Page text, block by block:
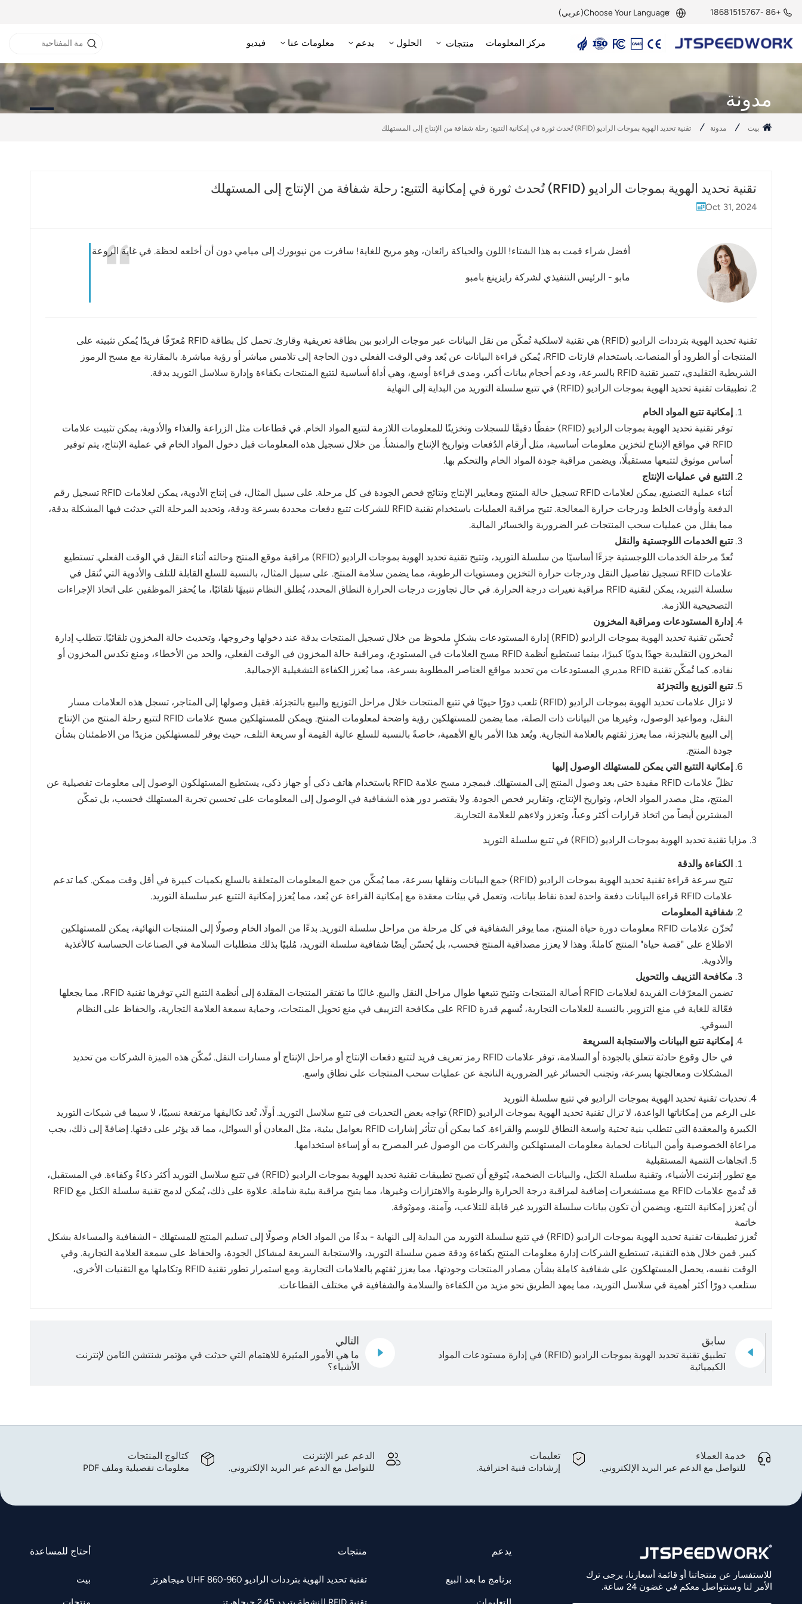
+86 -18681515767 Choose Your Language(عربي)
English
Deutsch
Español
Türk
Ελληνικά
Melayu
Polski
แบบไทย
Tiếng Việt
Indonesia
norsk
magyar
مركز المعلومات منتجات الحلول يدعم معلومات عنا فيديو
مدونة
بيت مدونة تقنية تحديد الهوية بموجات الراديو (RFID) تُحدث ثورة في إمكانية التتبع: رحلة شفافة من الإنتاج إلى المستهلك
تقنية تحديد الهوية بموجات الراديو (RFID) تُحدث ثورة في إمكانية التتبع: رحلة شفافة من الإنتاج إلى المستهلك
Oct 31, 2024
أفضل شراء قمت به هذا الشتاء! اللون والحياكة رائعان، وهو مريح للغاية! سافرت من نيويورك إلى ميامي دون أن أخلعه لحظة. في غاية الروعة!
مابو - الرئيس التنفيذي لشركة رايزينغ بامبو
تقنية تحديد الهوية بترددات الراديو (RFID) هي تقنية لاسلكية تُمكّن من نقل البيانات عبر موجات الراديو بين بطاقة تعريفية وقارئ. تحمل كل بطاقة RFID مُعرّفًا فريدًا يُمكن تثبيته على
المنتجات أو الطرود أو المنصات. باستخدام قارئات RFID، يُمكن قراءة البيانات عن بُعد وفي الوقت الفعلي دون الحاجة إلى تلامس مباشر أو رؤية مباشرة. بالمقارنة مع مسح الرموز
الشريطية التقليدي، تتميز تقنية RFID بالسرعة، ودعم أحجام بيانات أكبر، ومدى قراءة أوسع، وهي أداة أساسية لتتبع المنتجات بكفاءة وإدارة سلاسل التوريد بدقة.
2. تطبيقات تقنية تحديد الهوية بموجات الراديو (RFID) في تتبع سلسلة التوريد من البداية إلى النهاية
إمكانية تتبع المواد الخام
توفر تقنية تحديد الهوية بموجات الراديو (RFID) حفظًا دقيقًا للسجلات وتخزينًا للمعلومات اللازمة لتتبع المواد الخام. في قطاعات مثل الزراعة والغذاء والأدوية، يمكن تثبيت علامات
RFID في مواقع الإنتاج لتخزين معلومات أساسية، مثل أرقام الدُفعات وتواريخ الإنتاج والمنشأ. من خلال تسجيل هذه المعلومات قبل دخول المواد الخام في عملية الإنتاج، يتم توفير
أساس موثوق لتتبعها مستقبلًا، ويضمن مراقبة جودة المواد الخام والتحكم بها.
التتبع في عمليات الإنتاج
أثناء عملية التصنيع، يمكن لعلامات RFID تسجيل حالة المنتج ومعايير الإنتاج ونتائج فحص الجودة في كل مرحلة. على سبيل المثال، في إنتاج الأدوية، يمكن لعلامات RFID تسجيل رقم
الدفعة وأوقات الخلط ودرجات حرارة المعالجة. تتيح مراقبة العمليات باستخدام تقنية RFID للشركات تتبع دفعات محددة بسرعة ودقة، وتحديد المرحلة التي حدثت فيها المشكلة بدقة،
مما يقلل من عمليات سحب المنتجات غير الضرورية والخسائر المالية.
تتبع الخدمات اللوجستية والنقل
تُعدّ مرحلة الخدمات اللوجستية جزءًا أساسيًا من سلسلة التوريد، وتتيح تقنية تحديد الهوية بموجات الراديو (RFID) مراقبة موقع المنتج وحالته أثناء النقل في الوقت الفعلي. تستطيع
علامات RFID تسجيل تفاصيل النقل ودرجات حرارة التخزين ومستويات الرطوبة، مما يضمن سلامة المنتج. على سبيل المثال، بالنسبة للسلع القابلة للتلف والأدوية التي تُنقل في
سلسلة التبريد، يمكن لتقنية RFID مراقبة تغيرات درجة الحرارة. في حال تجاوزت درجات الحرارة النطاق المحدد، يُطلق النظام تنبيهًا تلقائيًا، ما يُحفز الموظفين على اتخاذ الإجراءات
التصحيحية اللازمة.
إدارة المستودعات ومراقبة المخزون
تُحسّن تقنية تحديد الهوية بموجات الراديو (RFID) إدارة المستودعات بشكلٍ ملحوظ من خلال تسجيل المنتجات بدقة عند دخولها وخروجها، وتحديث حالة المخزون تلقائيًا. تتطلب إدارة
المخزون التقليدية جهدًا يدويًا كبيرًا، بينما تستطيع أنظمة RFID مسح العلامات في المستودع، ومراقبة حالة المخزون في الوقت الفعلي، والحد من الأخطاء، ومنع تكدس المخزون أو
نفاده. كما تُمكّن تقنية RFID مديري المستودعات من تحديد مواقع العناصر المطلوبة بسرعة، مما يُعزز الكفاءة التشغيلية الإجمالية.
تتبع التوزيع والتجزئة
لا تزال علامات تحديد الهوية بموجات الراديو (RFID) تلعب دورًا حيويًا في تتبع المنتجات خلال مراحل التوزيع والبيع بالتجزئة. فقبل وصولها إلى المتاجر، تسجل هذه العلامات مسار
النقل، ومواعيد الوصول، وغيرها من البيانات ذات الصلة، مما يضمن للمستهلكين رؤية واضحة لمعلومات المنتج. ويمكن للمستهلكين مسح علامات RFID لتتبع رحلة المنتج من الإنتاج
إلى البيع بالتجزئة، مما يعزز ثقتهم بالعلامة التجارية. ويُعد هذا الأمر بالغ الأهمية، خاصةً بالنسبة للسلع عالية القيمة أو سريعة التلف، حيث يوفر للمستهلكين مزيدًا من الاطمئنان بشأن
جودة المنتج.
إمكانية التتبع التي يمكن للمستهلك الوصول إليها
تظلّ علامات RFID مفيدة حتى بعد وصول المنتج إلى المستهلك. فبمجرد مسح علامة RFID باستخدام هاتف ذكي أو جهاز ذكي، يستطيع المستهلكون الوصول إلى معلومات تفصيلية عن
المنتج، مثل مصدر المواد الخام، وتواريخ الإنتاج، وتقارير فحص الجودة. ولا يقتصر دور هذه الشفافية في الوصول إلى المعلومات على تحسين تجربة المستهلك فحسب، بل تمكّن
المشترين أيضاً من اتخاذ قرارات أكثر وعياً، وتعزز ولاءهم للعلامة التجارية.
3. مزايا تقنية تحديد الهوية بموجات الراديو (RFID) في تتبع سلسلة التوريد
الكفاءة والدقة
تتيح سرعة قراءة تقنية تحديد الهوية بموجات الراديو (RFID) جمع البيانات ونقلها بسرعة، مما يُمكّن من جمع المعلومات المتعلقة بالسلع بكميات كبيرة في أقل وقت ممكن. كما تدعم
علامات RFID قراءة البيانات دفعة واحدة لعدة نقاط بيانات، وتعمل في بيئات معقدة مع إمكانية القراءة عن بُعد، مما يُعزز إمكانية التتبع عبر سلسلة التوريد.
شفافية المعلومات
تُخزّن علامات RFID معلومات دورة حياة المنتج، مما يوفر الشفافية في كل مرحلة من مراحل سلسلة التوريد. بدءًا من المواد الخام وصولًا إلى المنتجات النهائية، يمكن للمستهلكين
الاطلاع على "قصة حياة" المنتج كاملةً. وهذا لا يعزز مصداقية المنتج فحسب، بل يُحسّن أيضًا شفافية سلسلة التوريد، مُلبيًا بذلك متطلبات السلامة في الصناعات الحساسة كالأغذية
والأدوية.
مكافحة التزييف والتحويل
تضمن المعرّفات الفريدة لعلامات RFID أصالة المنتجات وتتيح تتبعها طوال مراحل النقل والبيع. غالبًا ما تفتقر المنتجات المقلدة إلى أنظمة التتبع التي توفرها تقنية RFID، مما يجعلها
فعّالة للغاية في منع التزوير. بالنسبة للعلامات التجارية، تُسهم قدرة RFID على مكافحة التزييف في منع تحويل المنتجات، وحماية سمعة العلامة التجارية، والحفاظ على النظام
السوقي.
إمكانية تتبع البيانات والاستجابة السريعة
في حال وقوع حادثة تتعلق بالجودة أو السلامة، توفر علامات RFID رمز تعريف فريد لتتبع دفعات الإنتاج أو مراحل الإنتاج أو مسارات النقل. تُمكّن هذه الميزة الشركات من تحديد
المشكلات ومعالجتها بسرعة، وتجنب الخسائر غير الضرورية الناتجة عن عمليات سحب المنتجات على نطاق واسع.
4. تحديات تقنية تحديد الهوية بموجات الراديو في تتبع سلسلة التوريد
على الرغم من إمكاناتها الواعدة، لا تزال تقنية تحديد الهوية بموجات الراديو (RFID) تواجه بعض التحديات في تتبع سلاسل التوريد. أولًا، تُعد تكاليفها مرتفعة نسبيًا، لا سيما في شبكات التوريد
الكبيرة والمعقدة التي تتطلب بنية تحتية واسعة النطاق للوسم والقراءة. كما يمكن أن تتأثر إشارات RFID بعوامل بيئية، مثل المعادن أو السوائل، مما قد يؤثر على دقتها. إضافةً إلى ذلك، يجب
مراعاة الخصوصية وأمن البيانات لحماية معلومات المستهلكين والشركات من الوصول غير المصرح به أو إساءة استخدامها.
5. اتجاهات التنمية المستقبلية
مع تطور إنترنت الأشياء، وتقنية سلسلة الكتل، والبيانات الضخمة، يُتوقع أن تصبح تطبيقات تقنية تحديد الهوية بموجات الراديو (RFID) في تتبع سلاسل التوريد أكثر ذكاءً وكفاءة. في المستقبل،
قد تُدمج علامات RFID مع مستشعرات إضافية لمراقبة درجة الحرارة والرطوبة والاهتزازات وغيرها، مما يتيح مراقبة بيئية شاملة. علاوة على ذلك، يُمكن لدمج تقنية سلسلة الكتل مع RFID
أن يُعزز إمكانية التتبع، ويضمن أن تكون بيانات سلسلة التوريد غير قابلة للتلاعب، وآمنة، وموثوقة.
خاتمة
تُعزز تطبيقات تقنية تحديد الهوية بموجات الراديو (RFID) في تتبع سلسلة التوريد من البداية إلى النهاية - بدءًا من المواد الخام وصولًا إلى تسليم المنتج للمستهلك - الشفافية والمساءلة بشكل
كبير. فمن خلال هذه التقنية، تستطيع الشركات إدارة معلومات المنتج بكفاءة ودقة ضمن سلسلة التوريد، والاستجابة السريعة لمشاكل الجودة، والحفاظ على سمعة العلامة التجارية. وفي
الوقت نفسه، يحصل المستهلكون على شفافية كاملة بشأن مصادر المنتجات وجودتها، مما يعزز ثقتهم بالعلامات التجارية. ومع استمرار تطور تقنية RFID وتكاملها مع التقنيات الأخرى،
ستلعب دورًا أكثر أهمية في سلاسل التوريد، مما يمهد الطريق نحو مزيد من الكفاءة والسلامة والشفافية في مختلف القطاعات.
سابق
تطبيق تقنية تحديد الهوية بموجات الراديو (RFID) في إدارة مستودعات المواد
الكيميائية
التالي
ما هي الأمور المثيرة للاهتمام التي حدثت في مؤتمر شنتشن الثامن لإنترنت
الأشياء؟
كتالوج المنتجات
معلومات تفصيلية وملف PDF
الدعم عبر الإنترنت
للتواصل مع الدعم عبر البريد الإلكتروني.
تعليمات
إرشادات فنية احترافية.
خدمة العملاء
للتواصل مع الدعم عبر البريد الإلكتروني.
للاستفسار عن منتجاتنا أو قائمة أسعارنا، يرجى ترك
الأمر لنا وسنتواصل معكم في غضون 24 ساعة.
يدعم
برنامج ما بعد البيع
منتجات
تقنية تحديد الهوية بترددات الراديو UHF 860-960 ميجاهرتز
أحتاج للمساعدة
بيت